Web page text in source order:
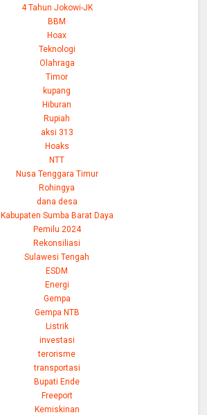
4 Tahun Jokowi-JK
BBM
Hoax
Teknologi
Olahraga
Timor
kupang
Hiburan
Rupiah
aksi 313
Hoaks
NTT
Nusa Tenggara Timur
Rohingya
dana desa
Kabupaten Sumba Barat Daya
Pemilu 2024
Rekonsiliasi
Sulawesi Tengah
ESDM
Energi
Gempa
Gempa NTB
Listrik
investasi
terorisme
transportasi
Bupati Ende
Freeport
Kemiskinan